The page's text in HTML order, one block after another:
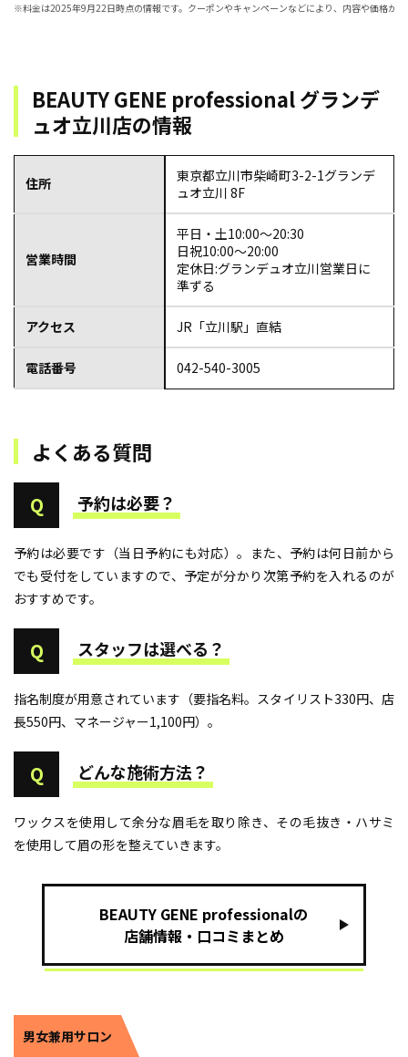
※料金は2025年9月22日時点の情報です。クーポンやキャンペーンなどにより、内容や価格が
BEAUTY GENE professional グランデ
ュオ立川店の情報
住所
東京都立川市柴崎町3-2-1グランデ
ュオ立川 8F
営業時間
平日・土10:00～20:30
日祝10:00～20:00
定休日:グランデュオ立川営業日に
準ずる
アクセス JR「立川駅」直結
電話番号 042-540-3005
よくある質問
Q 予約は必要？
予約は必要です（当日予約にも対応）。また、予約は何日前から
でも受付をしていますので、予定が分かり次第予約を入れるのが
おすすめです。
Q スタッフは選べる？
指名制度が用意されています（要指名料。スタイリスト330円、店
長550円、マネージャー1,100円）。
Q どんな施術方法？
ワックスを使用して余分な眉毛を取り除き、その毛抜き・ハサミ
を使用して眉の形を整えていきます。
BEAUTY GENE professionalの
店舗情報・口コミまとめ
男女兼用サロン